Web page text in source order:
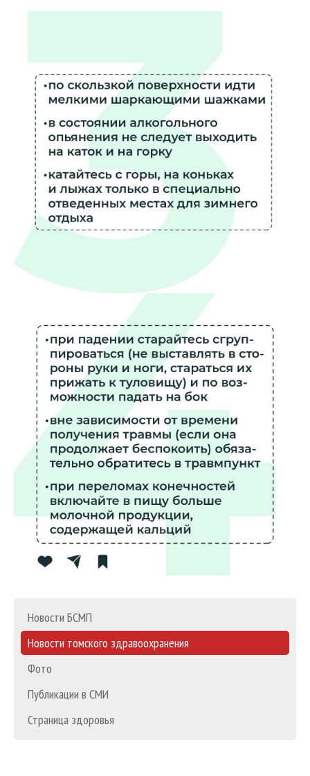
Новости БСМП
Новости томского здравоохранения
Фото
Публикации в СМИ
Страница здоровья